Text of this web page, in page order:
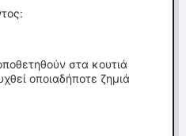
στα κουτιά
οποιαδήποτε ζημιά